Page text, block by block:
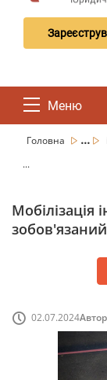
Меню
Головна ...
...
Мобілізація
02.07.2024